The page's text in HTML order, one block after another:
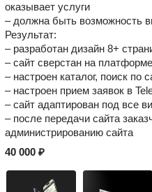
оказывает услуги
– должна быть возможность
Результат:
– разработан дизайн 8+
– сайт сверстан на
– настроен каталог, поиск по
– настроен прием заявок в
– сайт адаптирован под все
– после передачи сайта
администрированию сайта
40 000 ₽